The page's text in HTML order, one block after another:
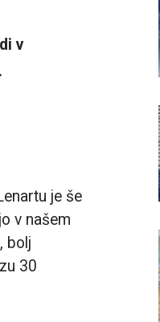
v
je še
v našem
bolj
30